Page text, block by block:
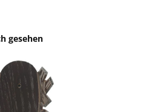
gesehen